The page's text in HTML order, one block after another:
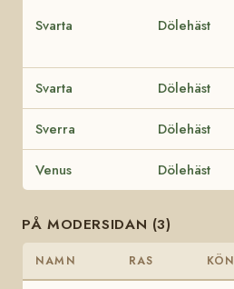
Svarta Dölehäst
Svarta Dölehäst
Sverra Dölehäst
Venus Dölehäst
PÅ MODERSIDAN (3)
NAMN RAS KÖN